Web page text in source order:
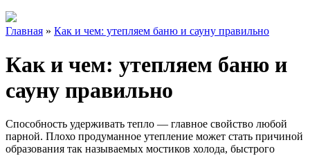
Главная » Как и чем: утепляем баню и сауну правильно
Как и чем: утепляем баню и
сауну правильно
Способность удерживать тепло — главное свойство любой
парной. Плохо продуманное утепление может стать причиной
образования так называемых мостиков холода, быстрого